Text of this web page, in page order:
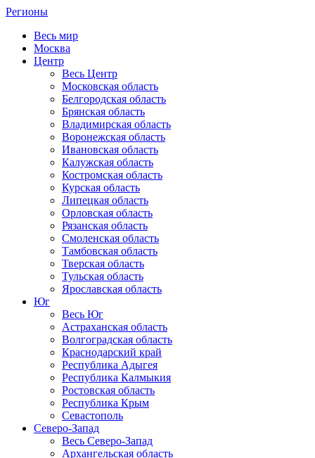
Регионы
Весь мир
Москва
Центр
Весь Центр
Московская область
Белгородская область
Брянская область
Владимирская область
Воронежская область
Ивановская область
Калужская область
Костромская область
Курская область
Липецкая область
Орловская область
Рязанская область
Смоленская область
Тамбовская область
Тверская область
Тульская область
Ярославская область
Юг
Весь Юг
Астраханская область
Волгоградская область
Краснодарский край
Республика Адыгея
Республика Калмыкия
Ростовская область
Республика Крым
Севастополь
Северо-Запад
Весь Северо-Запад
Архангельская область